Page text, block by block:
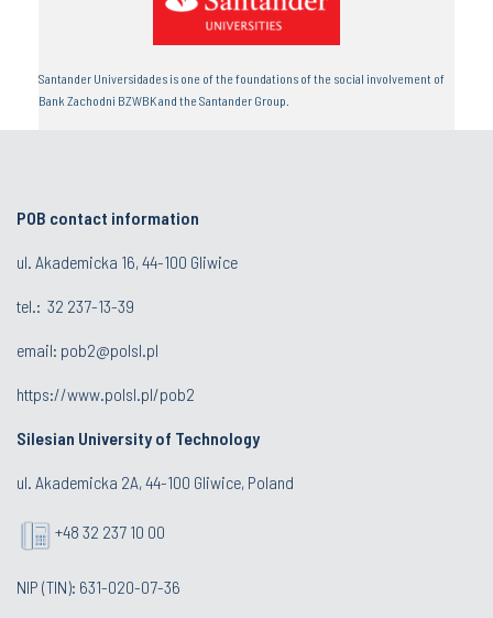
Santander Universidades is one of the foundations of the social involvement of
Bank Zachodni BZWBK and the Santander Group.
POB contact information
ul. Akademicka 16, 44-100 Gliwice
tel.: 32 237-13-39
email: pob2@polsl.pl
https://www.polsl.pl/pob2
Silesian University of Technology
ul. Akademicka 2A, 44-100 Gliwice, Poland
+48 32 237 10 00
NIP (TIN): 631-020-07-36